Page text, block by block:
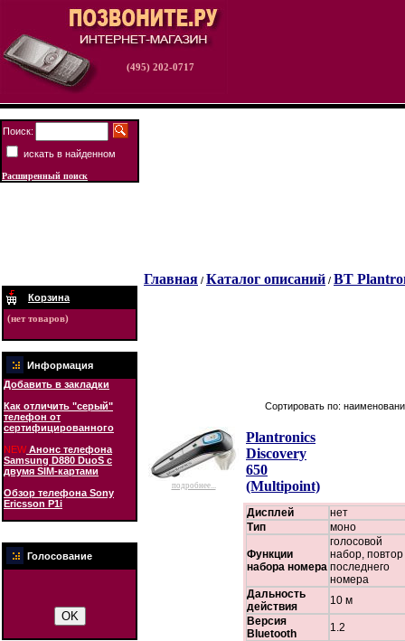
(495) 202-0717
Поиск:
искать в найденном
Расширенный поиск
Корзина
(нет товаров)
Информация
Добавить в закладки
Как отличить "серый"
телефон от
сертифицированного
NEWАнонс телефона
Samsung D880 DuoS с
двумя SIM-картами
Обзор телефона Sony
Ericsson P1i
Голосование
Главная / Каталог описаний / BT
Сортировать по:
подробнее...
Plantronics
Discovery
650
(Multipoint)
Дисплей
нет
Тип
моно
Функции
набора номера
голосовой
набор, повтор
последнего
номера
Дальность
действия
10 м
Версия
Bluetooth
1.2